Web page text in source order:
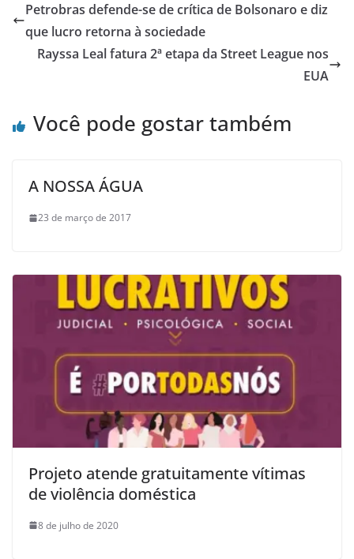
Petrobras defende-se de crítica de Bolsonaro e diz
que lucro retorna à sociedade
Rayssa Leal fatura 2ª etapa da Street League nos
EUA
Você pode gostar também
A NOSSA ÁGUA
23 de março de 2017
Projeto atende gratuitamente vítimas
de violência doméstica
8 de julho de 2020